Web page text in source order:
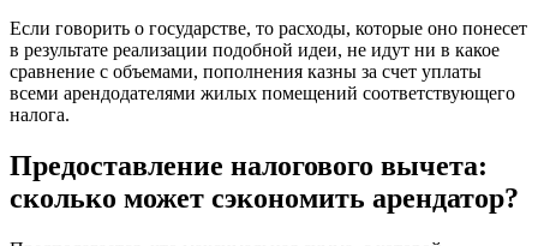
Если говорить о государстве, то расходы, которые оно понесет
в результате реализации подобной идеи, не идут ни в какое
сравнение с объемами, пополнения казны за счет уплаты
всеми арендодателями жилых помещений соответствующего
налога.
Предоставление налогового вычета:
сколько может сэкономить арендатор?